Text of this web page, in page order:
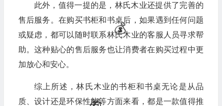
此外，值得一提的是，林氏木业还提供了完善的
售后服务。在购买书柜和书桌后，如果遇到任何问题
或疑虑，都可以随时联系林氏木业的客服人员寻求帮
助。这种贴心的售后服务也让消费者在购买过程中更
加放心和安心。
综上所述，林氏木业的书柜和书桌无论是从品
质、设计还是环保性能等方面来看，都是一款值得推